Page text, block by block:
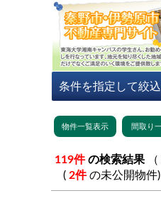
119件 の検索結果
( 2件 の未公開物件)